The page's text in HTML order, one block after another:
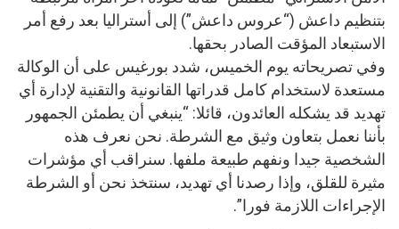
بتنظيم داعش (“عروس داعش”) إلى أستراليا بعد رفع أمر
الاستبعاد المؤقت الصادر بحقها.
وفي تصريحاته يوم الخميس، شدد بورغيس على أن الوكالة
مستعدة لاستخدام كامل قدراتها القانونية والتقنية لإدارة أي
تهديد قد يشكله العائدون، قائلا: “ينبغي أن يطمئن الجمهور
بأننا نعمل بتعاون وثيق مع الشرطة. نحن نعرف هذه
الشخصية جيدا ونفهم طبيعة ملفها. سنراقب أي مؤشرات
مثيرة للقلق، وإذا رصدنا أي تهديد، سنتخذ نحن أو الشرطة
الإجراءات اللازمة فورا”.